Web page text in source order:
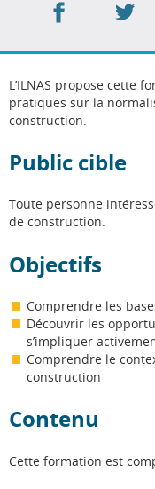
Partager
L’ILNAS propose cette
pratiques sur la
construction.
Public cible
Toute personne
de construction.
Objectifs
Comprendre les
Découvrir les
s’impliquer
Comprendre le
construction
Contenu
Cette formation est